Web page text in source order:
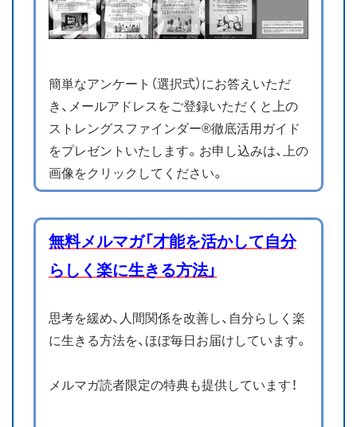
簡単なアンケート（選択式）にお答えいただ
き、メールアドレスをご登録いただくと上の
ストレングスファインダー®徹底活用ガイド
をプレゼントいたします。お申し込みは、上の
画像をクリックしてください。
無料メルマガ「才能を活かして自分
らしく楽に生きる方法」
思考を緩め、人間関係を改善し、自分らしく楽
に生きる方法を、ほぼ毎日お届けしています。
メルマガ読者限定の特典も提供しています！